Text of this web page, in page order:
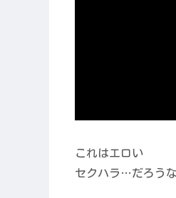
これはエロい
セクハラ…だろう